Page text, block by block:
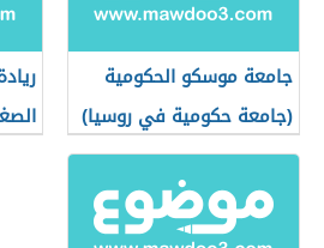
جامعة موسكو الحكومية
(جامعة حكومية في روسيا)